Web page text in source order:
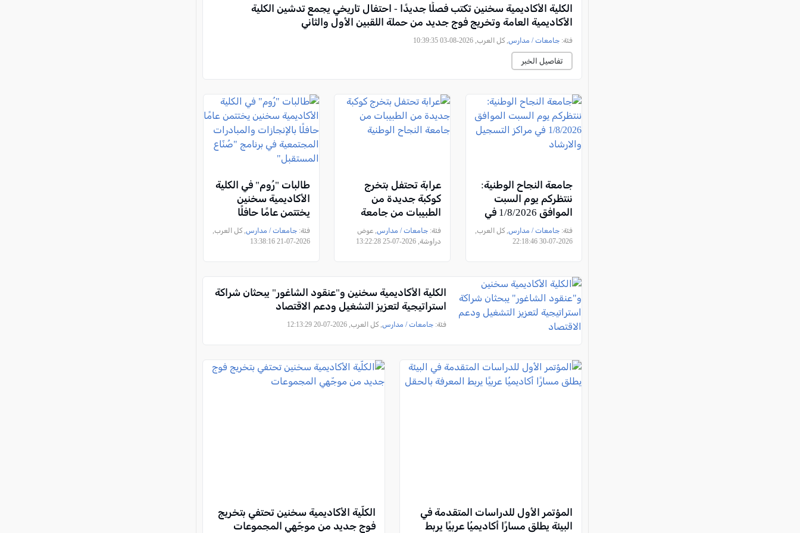
الكلية الأكاديمية سخنين تكتب فصلًا جديدًا - احتفال تاريخي يجمع تدشين الكلية
الأكاديمية العامة وتخريج فوج جديد من حملة اللقبين الأول والثاني
فئة: جامعات / مدارس, كل العرب, 2026-08-03 10:39:35
تفاصيل الخبر
جامعة النجاح الوطنية:
ننتظركم يوم السبت
الموافق 1/8/2026 في
مراكز التسجيل
والارشاد
فئة: جامعات / مدارس, كل العرب,
2026-07-30 22:18:46
عرابة تحتفل بتخرج
كوكبة جديدة من
الطبيبات من جامعة
النجاح الوطنية
فئة: جامعات / مدارس, عوض
دراوشة, 2026-07-25 13:22:28
طالبات "رُوم" في الكلية
الأكاديمية سخنين
يختتمن عامًا حافلًا
بالإنجازات والمبادرات
المجتمعية في برنامج
فئة:جامعات / مدارس, كل العرب,
2026-07-21 13:38:16
الكلية الأكاديمية سخنين و"عنقود الشاغور" يبحثان شراكة
استراتيجية لتعزيز التشغيل ودعم الاقتصاد
فئة: جامعات / مدارس, كل العرب, 2026-07-20 12:13:29
المؤتمر الأول للدراسات المتقدمة في
البيئة يطلق مسارًا أكاديميُا عربيًا يربط
الكلّية الأكاديمية سخنين تحتفي بتخريج
فوج جديد من موجّهي المجموعات